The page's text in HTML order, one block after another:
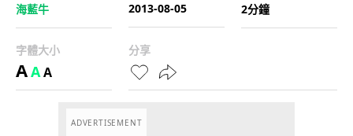
海藍牛
2013-08-05
2分鐘
字體大小
AAA
分享
ADVERTISEMENT